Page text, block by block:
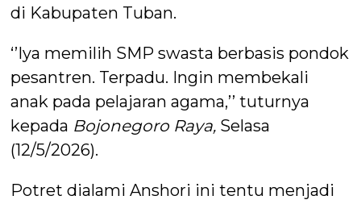
di Kabupaten Tuban.
‘’Iya memilih SMP swasta berbasis pondok
pesantren. Terpadu. Ingin membekali
anak pada pelajaran agama,’’ tuturnya
kepada Bojonegoro Raya, Selasa
(12/5/2026).
Potret dialami Anshori ini tentu menjadi